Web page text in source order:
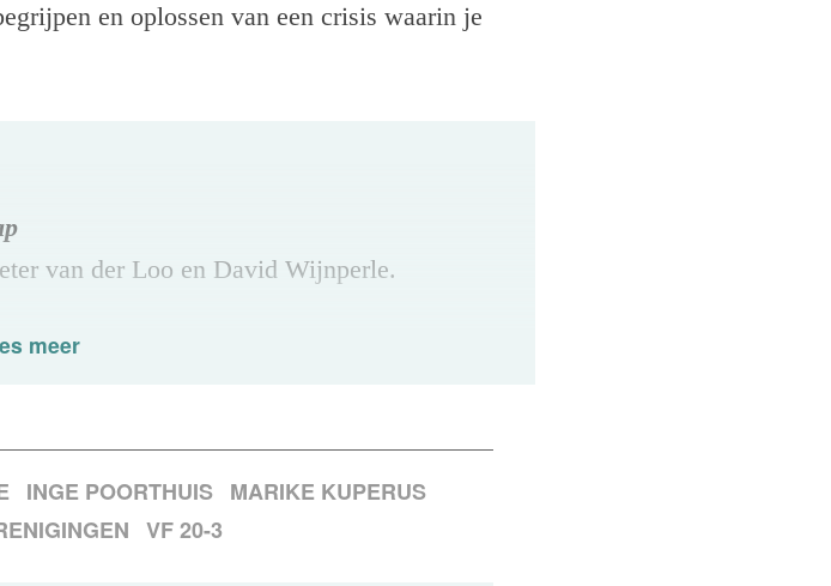
en oplossen van een crisis waarin je
van der Loo en David Wijnperle.
meer
INGE POORTHUIS MARIKE KUPERUS
VF 20-3